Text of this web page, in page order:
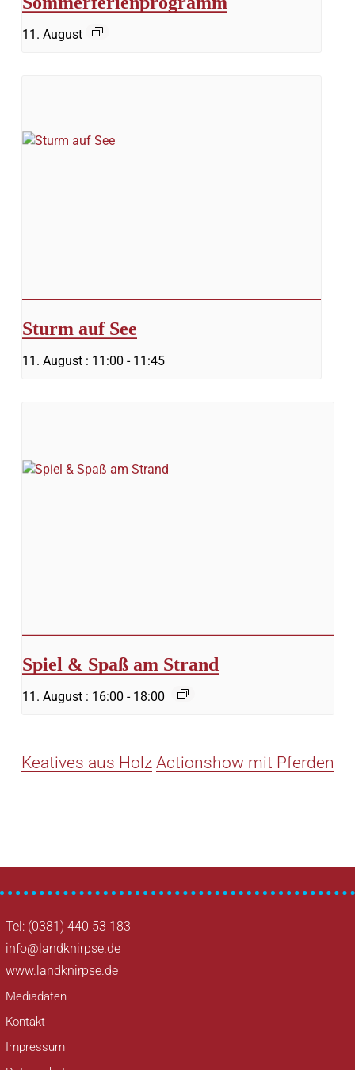
11. August
Sturm auf See
11. August : 11:00 - 11:45
Spiel & Spaß am Strand
11. August : 16:00 - 18:00
Keatives aus Holz Actionshow mit Pferden
Tel: (0381) 440 53 183
info@landknirpse.de
www.landknirpse.de
Mediadaten
Kontakt
Impressum